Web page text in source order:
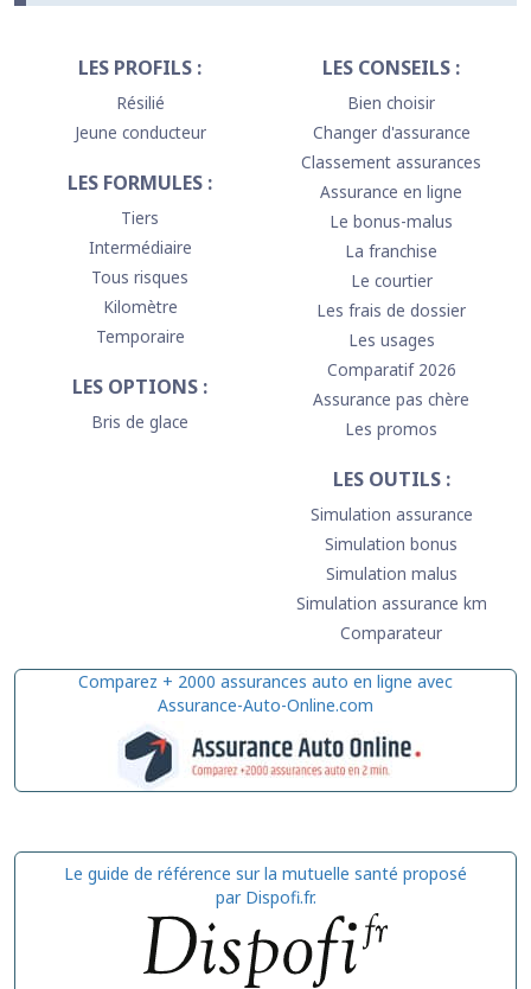
LES PROFILS :
Résilié
Jeune conducteur
LES FORMULES :
Tiers
Intermédiaire
Tous risques
Kilomètre
Temporaire
LES OPTIONS :
Bris de glace
LES CONSEILS :
Bien choisir
Changer d'assurance
Classement assurances
Assurance en ligne
Le bonus-malus
La franchise
Le courtier
Les frais de dossier
Les usages
Comparatif 2026
Assurance pas chère
Les promos
LES OUTILS :
Simulation assurance
Simulation bonus
Simulation malus
Simulation assurance km
Comparateur
Comparez + 2000 assurances auto en ligne avec
Assurance-Auto-Online.com
Le guide de référence sur la mutuelle santé proposé
par Dispofi.fr.